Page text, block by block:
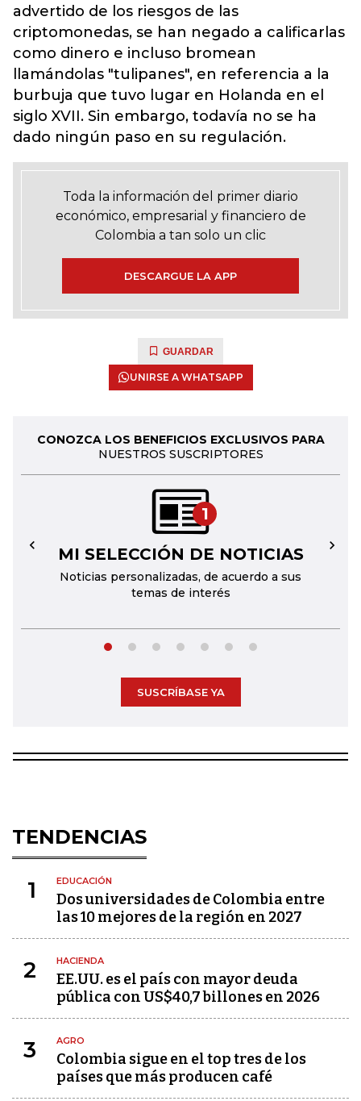
advertido de los riesgos de las
criptomonedas, se han negado a calificarlas
como dinero e incluso bromean
llamándolas "tulipanes", en referencia a la
burbuja que tuvo lugar en Holanda en el
siglo XVII. Sin embargo, todavía no se ha
dado ningún paso en su regulación.
Toda la información del primer diario
económico, empresarial y financiero de
Colombia a tan solo un clic
DESCARGUE LA APP
GUARDAR
UNIRSE A WHATSAPP
CONOZCA LOS BENEFICIOS EXCLUSIVOS PARA
NUESTROS SUSCRIPTORES
1
MI SELECCIÓN DE NOTICIAS
Noticias personalizadas, de acuerdo a sus
temas de interés
← →
SUSCRÍBASE YA
TENDENCIAS
1 EDUCACIÓN
Dos universidades de Colombia entre
las 10 mejores de la región en 2027
2 HACIENDA
EE.UU. es el país con mayor deuda
pública con US$40,7 billones en 2026
3 AGRO
Colombia sigue en el top tres de los
países que más producen café